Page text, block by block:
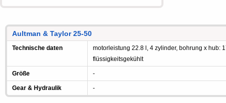
Aultman & Taylor 25-50
Technische daten
motorleistung 22.8 l, 4 zylinder, bohrung x hub:
flüssigkeitsgekühlt
Größe -
Gear & Hydraulik -